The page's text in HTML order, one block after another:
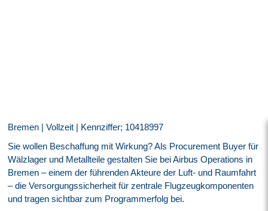
Bremen | Vollzeit | Kennziffer; 10418997
Sie wollen Beschaffung mit Wirkung? Als Procurement Buyer für
Wälzlager und Metallteile gestalten Sie bei Airbus Operations in
Bremen – einem der führenden Akteure der Luft- und Raumfahrt
– die Versorgungssicherheit für zentrale Flugzeugkomponenten
und tragen sichtbar zum Programmerfolg bei.